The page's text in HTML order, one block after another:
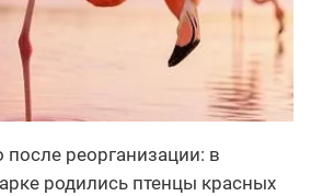
реорганизации: в
родились птенцы красных